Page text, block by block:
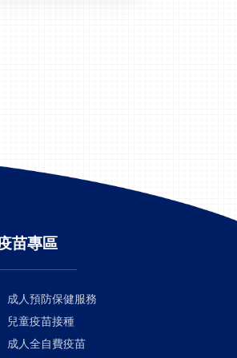
苗專區
成人預防保健服務
兒童疫苗接種
成人全自費疫苗